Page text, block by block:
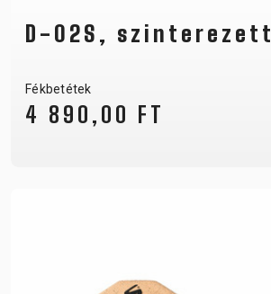
D-02S, szinterezett
Fékbetétek
4 890,00 FT